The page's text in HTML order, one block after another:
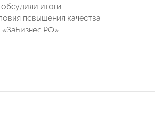
итоги
повышения качества